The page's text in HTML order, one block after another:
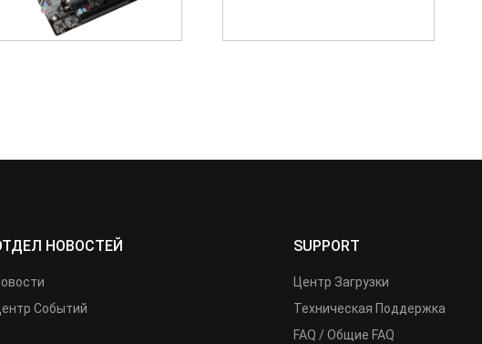
НОВОСТЕЙ
Событий
SUPPORT
Центр Загрузки
Техническая Поддержка
FAQ / Общие FAQ